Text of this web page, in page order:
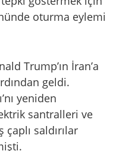
oturma eylemi
Trump’ın İran’a
geldi.
yeniden
santralleri ve
saldırılar